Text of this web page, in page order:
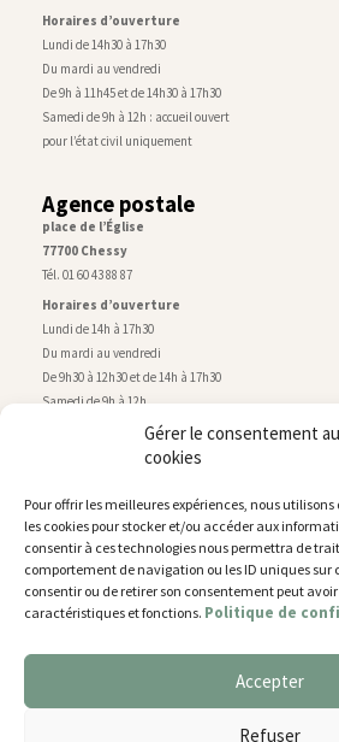
Gérer le consentement
cookies
Pour offrir les meilleures expériences, nous
les cookies pour stocker et/ou accéder aux
consentir à ces technologies nous permettra de
comportement de navigation ou les ID uniques sur
consentir ou de retirer son consentement peut
caractéristiques et fonctions. Politique de
Accepter
Refuser
Horaires d’ouverture
Lundi de 14h30 à 17h30
Du mardi au vendredi
De 9h à 11h45 et de 14h30 à 17h30
Samedi de 9h à 12h : accueil ouvert
pour l’état civil uniquement
Agence postale
place de l’Église
77700 Chessy
Tél. 01 60 43 88 87
Horaires d’ouverture
Lundi de 14h à 17h30
Du mardi au vendredi
De 9h30 à 12h30 et de 14h à 17h30
Samedi de 9h à 12h
Service technique
rue de Montry–77700 Chessy
Tél. 01 60 43 52 63
Horaires d’ouverture
Lundi, mardi et jeudi
De 9h à 11h45 et de 14h30 à 17h30
Nous utilisons des cookies pour vous